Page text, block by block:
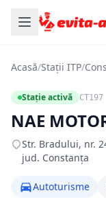
Acasă/Stații ITP/
Stație activă CT197
NAE
Str. Bradului, nr.
jud. Constanța
Autoturisme